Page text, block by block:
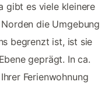
gibt es viele kleinere
die Umgebung
begrenzt ist, ist sie
geprägt. In ca.
Ferienwohnung